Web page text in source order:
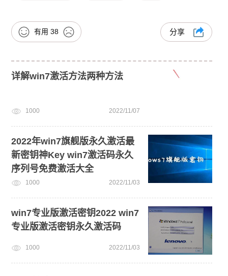
有用 38 分享
详解win7激活方法两种方法
1000 2022/11/07
2022年win7旗舰版永久激活最
新密钥神Key win7激活码永久
序列号免费激活大全
1000 2022/11/03
win7专业版激活密钥2022 win7
专业版激活密钥永久激活码
1000 2022/11/03